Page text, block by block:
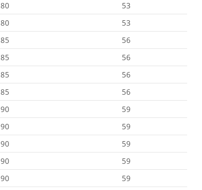
80
53
80
53
85
56
85
56
85
56
85
56
90
59
90
59
90
59
90
59
90
59